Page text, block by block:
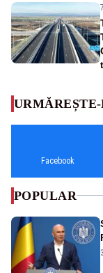
URMĂREȘTE-
Facebook
POPULAR